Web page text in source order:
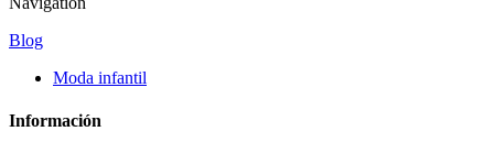
Blog
Moda infantil
Información